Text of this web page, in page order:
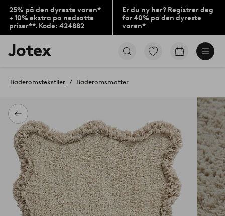
25% på den dyreste varen*
+ 10% ekstra på nedsatte
priser**. Kode: 424882
Er du ny her? Registrer deg
for 40% på den dyreste
varen*
Jotex’
logo
til
Gå
Gå
Tilbake
Baderomstekstiler Baderomsmatter